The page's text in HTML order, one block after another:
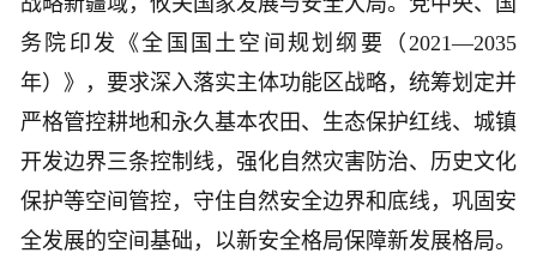
务院印发《全国国土空间规划纲要（2021—2035
年）》，要求深入落实主体功能区战略，统筹划定并
严格管控耕地和永久基本农田、生态保护红线、城镇
开发边界三条控制线，强化自然灾害防治、历史文化
保护等空间管控，守住自然安全边界和底线，巩固安
全发展的空间基础，以新安全格局保障新发展格局。